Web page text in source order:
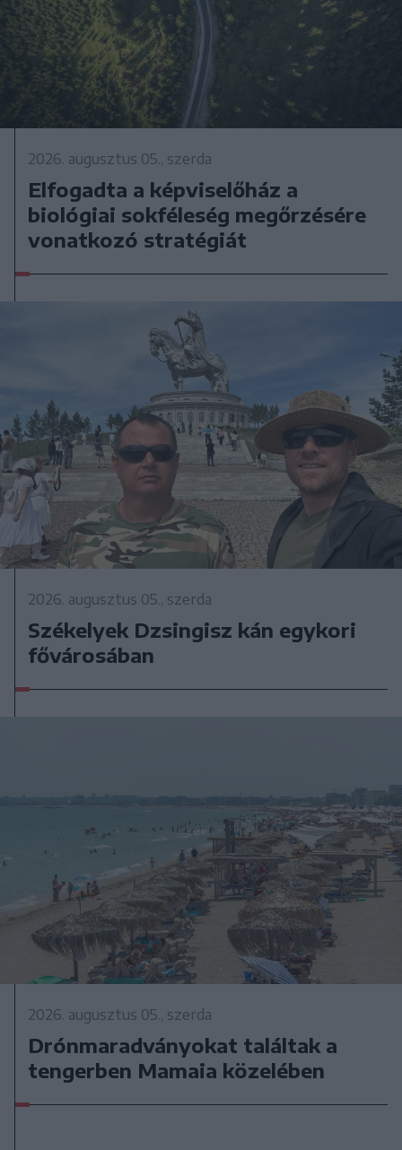
2026. augusztus 05., szerda
Elfogadta a képviselőház a
biológiai sokféleség megőrzésére
vonatkozó stratégiát
2026. augusztus 05., szerda
Székelyek Dzsingisz kán egykori
fővárosában
2026. augusztus 05., szerda
Drónmaradványokat találtak a
tengerben Mamaia közelében